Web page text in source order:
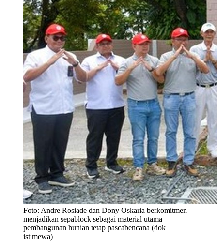
Foto: Andre Rosiade dan Dony Oskaria berkomitmen
menjadikan sepablock sebagai material utama
pembangunan hunian tetap pascabencana (dok
istimewa)